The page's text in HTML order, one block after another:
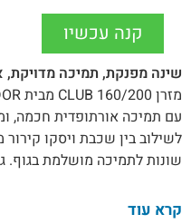
קנה עכשיו
שינה מפנקת, תמיכה
עם תמיכה אורתופדית חכמה,
לשילוב בין שכבת ויסקו
שונות לתמיכה מושלמת בגוף. גובה
קרא עוד